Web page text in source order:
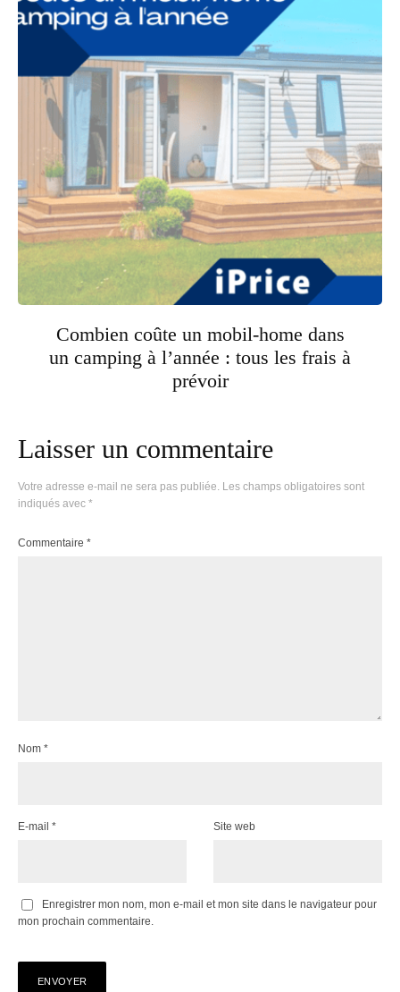
Combien coûte un mobil-home dans
un camping à l’année : tous les frais à
prévoir
Laisser un commentaire
Votre adresse e-mail ne sera pas publiée. Les champs obligatoires sont
indiqués avec *
Commentaire *
Nom *
E-mail * Site web
Enregistrer mon nom, mon e-mail et mon site dans le navigateur pour
mon prochain commentaire.